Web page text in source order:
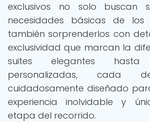
exclusivos no solo buscan
necesidades básicas de los
también sorprenderlos con
exclusividad que marcan la
suites elegantes hasta
personalizadas, cada
cuidadosamente diseñado
experiencia inolvidable y
etapa del recorrido.